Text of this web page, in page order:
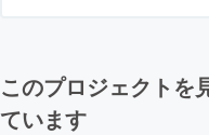
このプロジェクトを
ています